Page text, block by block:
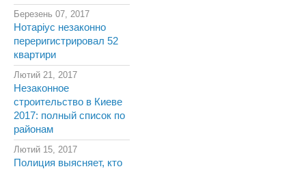
Березень 07, 2017
Нотаріус незаконно
переригистрировал 52
квартири
Лютий 21, 2017
Незаконное
строительство в Киеве
2017: полный список по
районам
Лютий 15, 2017
Полиция выясняет, кто